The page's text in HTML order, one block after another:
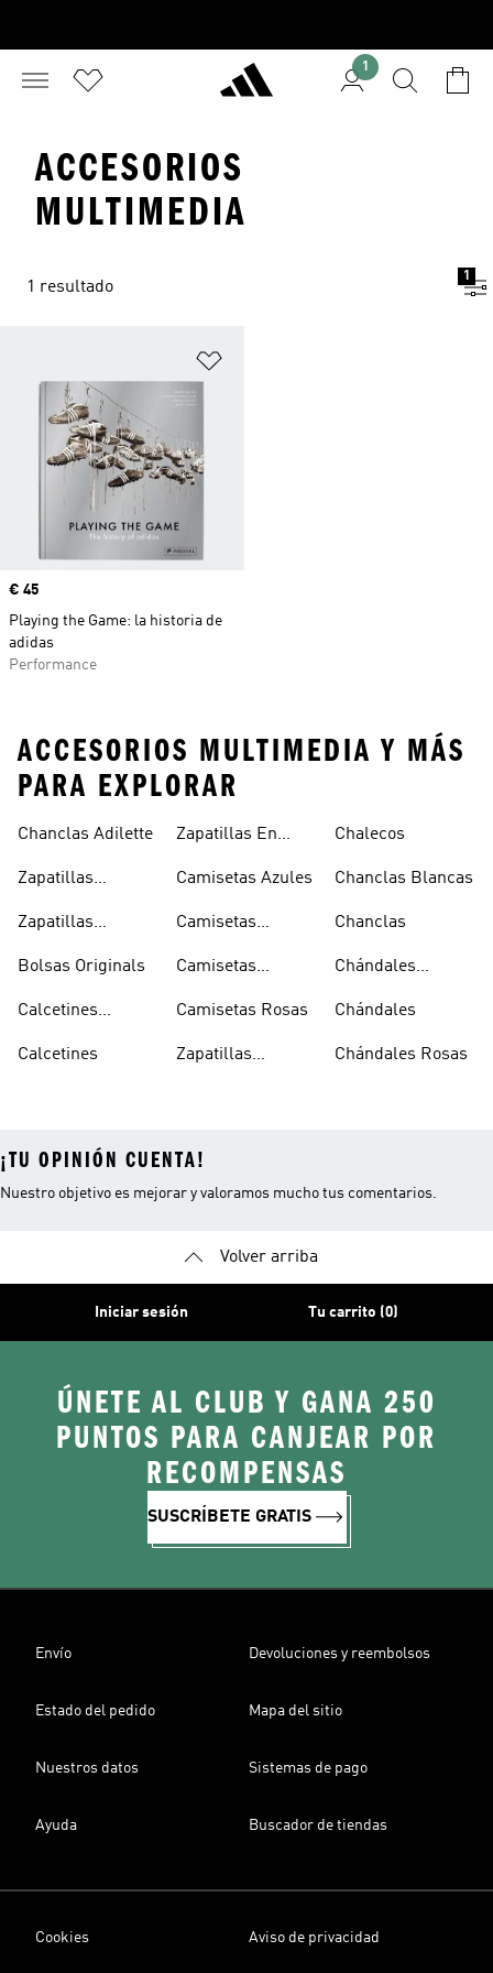
1
ACCESORIOS
MULTIMEDIA
1 resultado
1
Precio
€ 45
Playing the Game: la historia de
adidas
Performance
ACCESORIOS MULTIMEDIA Y MÁS
PARA EXPLORAR
Chanclas Adilette
Zapatillas
Zapatillas
Blancas
Bolsas Originals
Calcetines
Blancos
Calcetines
Zapatillas En
Camisetas Azules
Camisetas
Camisetas
Camisetas Rosas
Zapatillas
Chalecos
Chanclas Blancas
Chanclas
Chándales
Chándales
Chándales Rosas
¡TU OPINIÓN CUENTA!
Nuestro objetivo es mejorar y valoramos mucho tus comentarios.
Volver arriba
Iniciar sesión Tu carrito (0)
ÚNETE AL CLUB Y GANA 250
PUNTOS PARA CANJEAR POR
RECOMPENSAS
SUSCRÍBETE GRATIS
Envío Devoluciones y reembolsos
Estado del pedido Mapa del sitio
Nuestros datos Sistemas de pago
Ayuda Buscador de tiendas
Cookies Aviso de privacidad